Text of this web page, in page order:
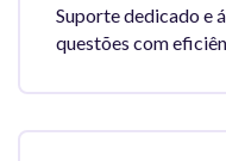
Suporte dedicado e
questões com